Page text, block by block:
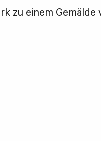
zu einem